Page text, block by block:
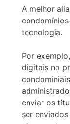
A melhor
tecnologia.
Por
digitais no
enviar os
ser